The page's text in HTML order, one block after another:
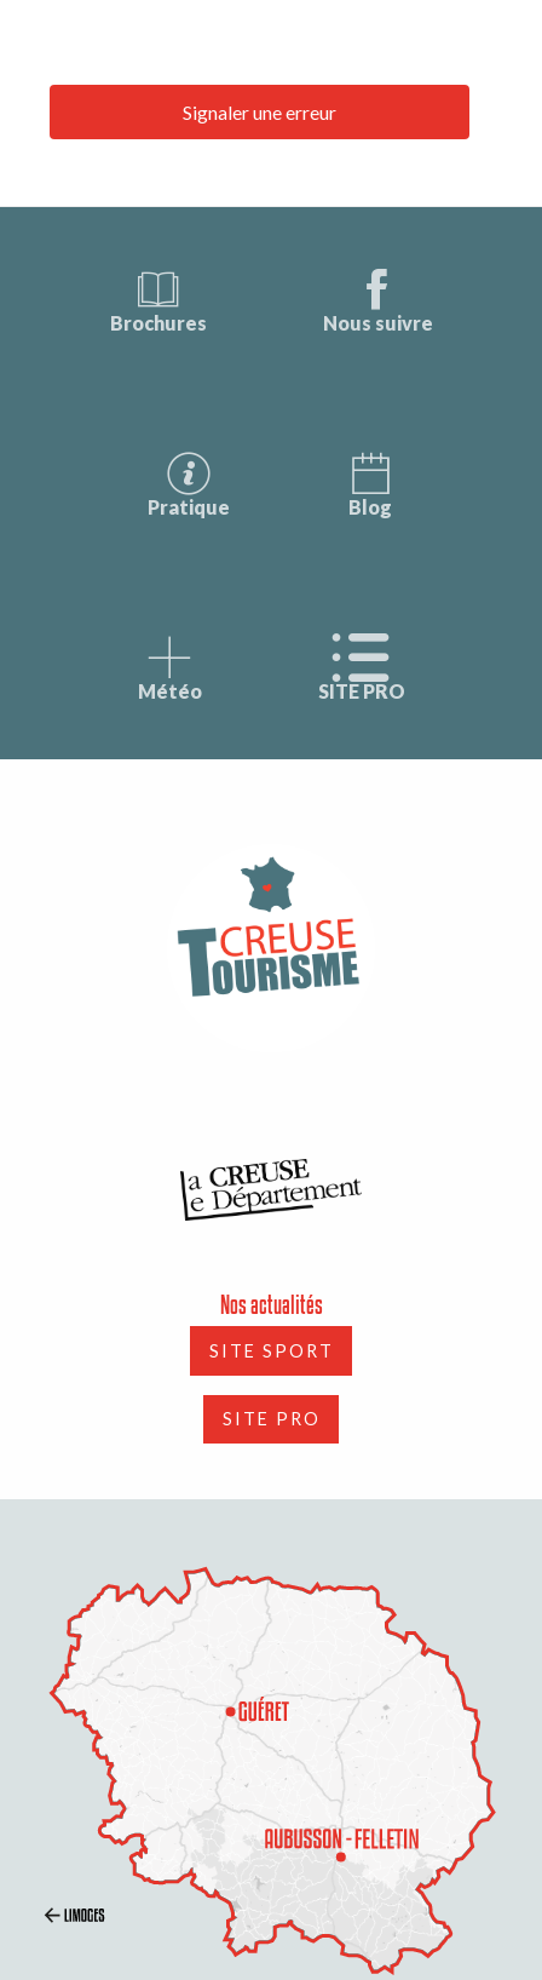
Prestations
Signaler une erreur
Brochures Nous suivre
Pratique Blog
Météo SITE PRO
Nos actualités
SITE SPORT
SITE PRO